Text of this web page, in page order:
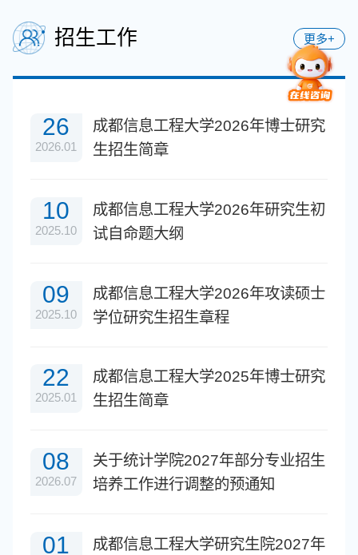
招生工作 更多+
26
2026.01
成都信息工程大学2026年博士研究
生招生简章
10
2025.10
成都信息工程大学2026年研究生初
试自命题大纲
09
2025.10
成都信息工程大学2026年攻读硕士
学位研究生招生章程
22
2025.01
成都信息工程大学2025年博士研究
生招生简章
08
2026.07
关于统计学院2027年部分专业招生
培养工作进行调整的预通知
01
成都信息工程大学研究生院2027年